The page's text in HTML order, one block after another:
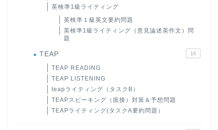
英検準1級ライティング
英検準１級英文要約問題
英検準1級ライティング（意見論述英作文）問
題
TEAP 16
TEAP READING
TEAP LISTENING
teapライティング（タスクB）
TEAPスピーキング（面接）対策＆予想問題
TEAPライティング(タスクA要約問題）